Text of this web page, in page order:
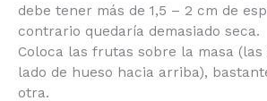
Vierte la masa en el molde para
no debe tener más de 1,5 – 2 cm de
contrario quedaría demasiado seca.
Coloca las frutas sobre la masa
lado de hueso hacia arriba),